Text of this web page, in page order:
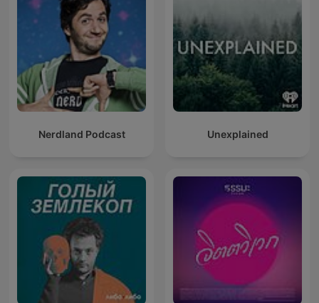
Nerdland Podcast Unexplained